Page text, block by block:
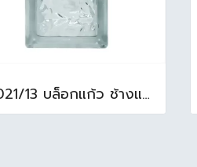
N-021/13 บล็อกแก้ว ช้างแก้ว WOW แก้วประดับฟ้า ( 24X11.5X8cm )